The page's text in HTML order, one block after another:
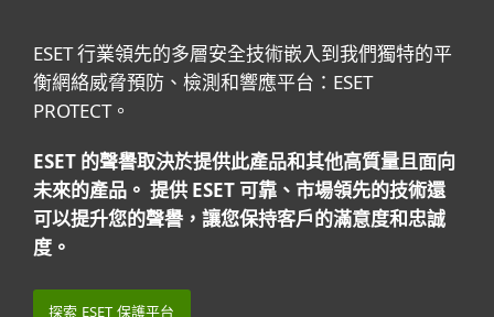
ESET 行業領先的多層安全技術嵌入到我們獨特的平
衡網絡威脅預防、檢測和響應平台：ESET
PROTECT。
ESET 的聲譽取決於提供此產品和其他高質量且面向
未來的產品。 提供 ESET 可靠、市場領先的技術還
可以提升您的聲譽，讓您保持客戶的滿意度和忠誠
度。
探索 ESET 保護平台